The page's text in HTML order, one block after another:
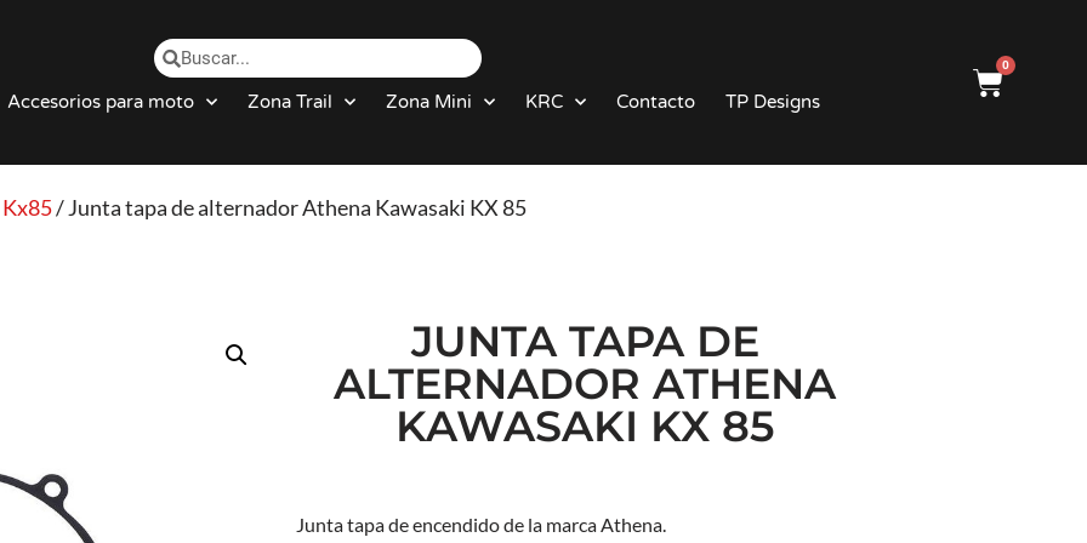
Accesorios para moto Zona Trail Zona Mini KRC Contacto TP Designs
0
Kx85/ Junta tapa de alternador Athena Kawasaki KX 85
JUNTA TAPA DE
ALTERNADOR ATHENA
KAWASAKI KX 85
Junta tapa de encendido de la marca Athena.